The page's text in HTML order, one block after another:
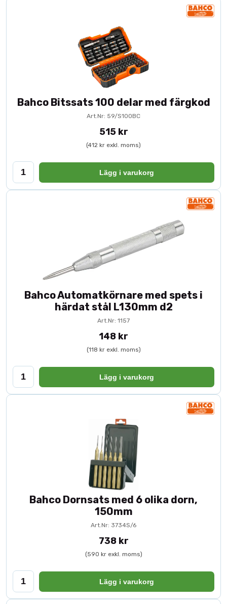
Bahco Bitssats 100 delar med färgkod
Art.Nr: 59/S100BC
515 kr
(412 kr exkl. moms)
Lägg i varukorg
Bahco Automatkörnare med spets i
härdat stål L130mm d2
Art.Nr: 1157
148 kr
(118 kr exkl. moms)
Lägg i varukorg
Bahco Dornsats med 6 olika dorn,
150mm
Art.Nr: 3734S/6
738 kr
(590 kr exkl. moms)
Lägg i varukorg